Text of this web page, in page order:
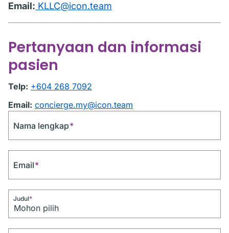
Email: KLLC@icon.team
Pertanyaan dan informasi
pasien
Telp: +604 268 7092
Email: concierge.my@icon.team
Nama lengkap*
Email*
Judul*